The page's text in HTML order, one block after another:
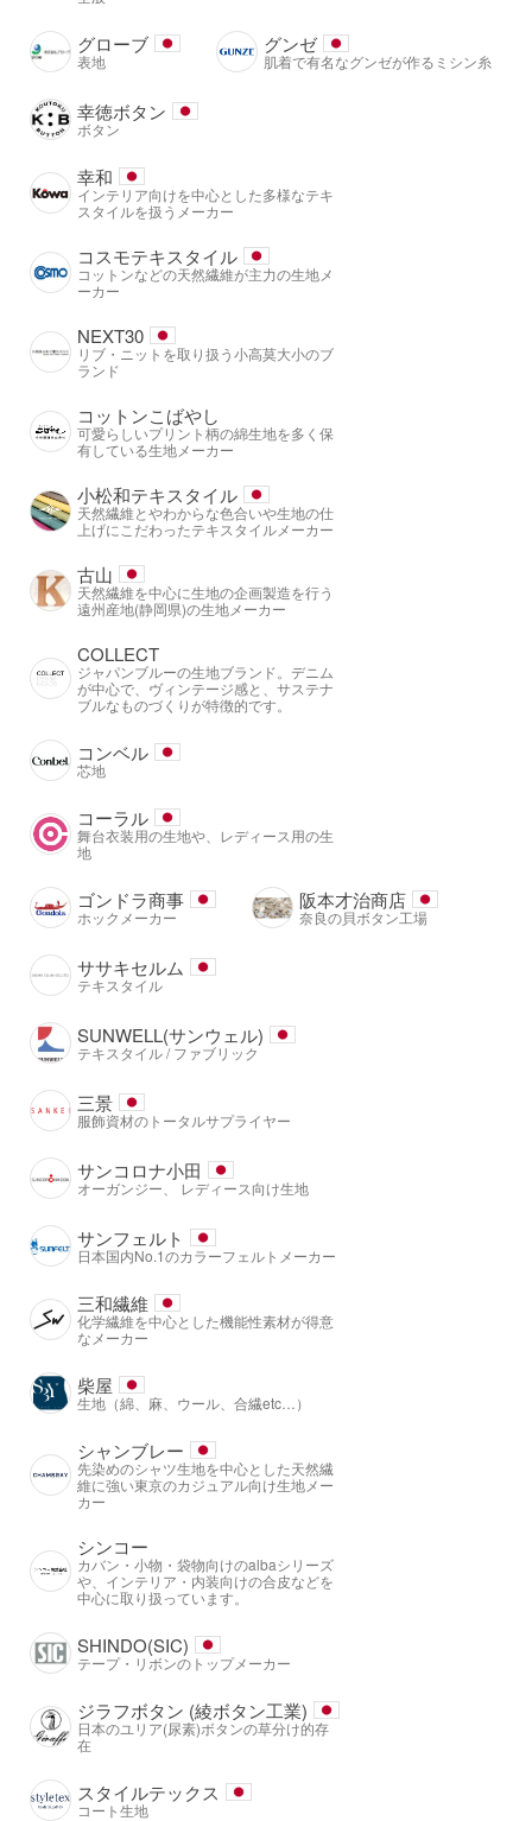
グローブ
表地
グンゼ
肌着で有名なグンゼが作るミシン糸
幸徳ボタン
ボタン
幸和
インテリア向けを中心とした多様なテキ
スタイルを扱うメーカー
コスモテキスタイル
コットンなどの天然繊維が主力の生地メ
ーカー
NEXT30
リブ・ニットを取り扱う小高莫大小のブ
ランド
コットンこばやし
可愛らしいプリント柄の綿生地を多く保
有している生地メーカー
小松和テキスタイル
天然繊維とやわからな色合いや生地の仕
上げにこだわったテキスタイルメーカー
古山
天然繊維を中心に生地の企画製造を行う
遠州産地(静岡県)の生地メーカー
COLLECT
ジャパンブルーの生地ブランド。デニム
が中心で、ヴィンテージ感と、サステナ
ブルなものづくりが特徴的です。
コンベル
芯地
コーラル
舞台衣装用の生地や、レディース用の生
地
ゴンドラ商事
ホックメーカー
阪本才治商店
奈良の貝ボタン工場
ササキセルム
テキスタイル
SUNWELL(サンウェル)
テキスタイル / ファブリック
三景
服飾資材のトータルサプライヤー
サンコロナ小田
オーガンジー、 レディース向け生地
サンフェルト
日本国内No.1のカラーフェルトメーカー
三和繊維
化学繊維を中心とした機能性素材が得意
なメーカー
柴屋
生地（綿、麻、ウール、合繊etc…）
シャンブレー
先染めのシャツ生地を中心とした天然繊
維に強い東京のカジュアル向け生地メー
カー
シンコー
カバン・小物・袋物向けのalbaシリーズ
や、インテリア・内装向けの合皮などを
中心に取り扱っています。
SHINDO(SIC)
テープ・リボンのトップメーカー
ジラフボタン (綾ボタン工業)
日本のユリア(尿素)ボタンの草分け的存
在
スタイルテックス
コート生地